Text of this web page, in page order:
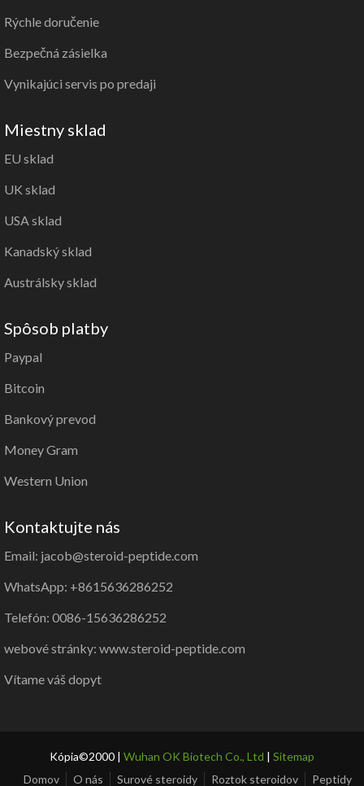
Rýchle doručenie
Bezpečná zásielka
Vynikajúci servis po predaji
Miestny sklad
EU sklad
UK sklad
USA sklad
Kanadský sklad
Austrálsky sklad
Spôsob platby
Paypal
Bitcoin
Bankový prevod
Money Gram
Western Union
Kontaktujte nás
Email: jacob@steroid-peptide.com
WhatsApp: +8615636286252
Telefón: 0086-15636286252
webové stránky: www.steroid-peptide.com
Vítame váš dopyt
Kópia©2000 | Wuhan OK Biotech Co., Ltd | Sitemap
Domov
O nás Surové steroidy Roztok steroidov Peptidy